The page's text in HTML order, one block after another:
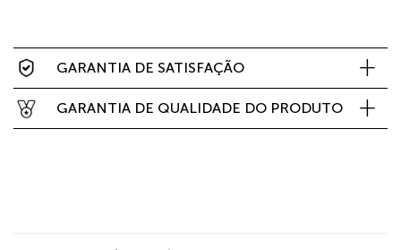
GARANTIA DE SATISFAÇÃO
GARANTIA DE QUALIDADE DO PRODUTO